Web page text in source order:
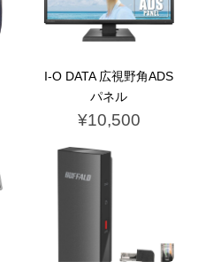
I-O DATA 広視野角ADS
パネル
¥10,500